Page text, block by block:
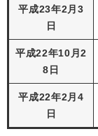
平成23年2月3
日
平成22年10月2
8日
平成22年2月4
日